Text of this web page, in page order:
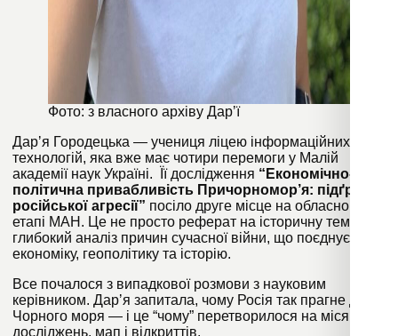
Фото: з власного архіву Дарʼї
Дарʼя Городецька — учениця ліцею інформаційних
технологій, яка вже має чотири перемоги у Малій
академії наук Україні. Її дослідження “Економічно-
політична привабливість Причорномор’я: підґрунтя
російської агресії” посіло друге місце на обласному
етапі МАН. Це не просто реферат на історичну тему, а
глибокий аналіз причин сучасної війни, що поєднує
економіку, геополітику та історію.
Все почалося з випадкової розмови з науковим
керівником. Дарʼя запитала, чому Росія так прагне до
Чорного моря — і це “чому” перетворилося на місяці
досліджень, мап і відкриттів.